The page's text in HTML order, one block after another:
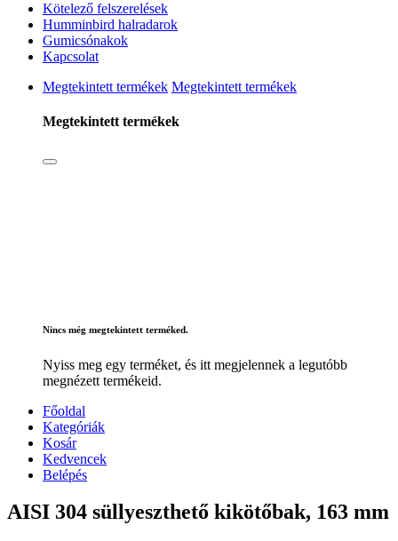
Kötelező felszerelések
Humminbird halradarok
Gumicsónakok
Kapcsolat
Megtekintett termékek Megtekintett termékek
Megtekintett termékek
Nincs még megtekintett terméked.
Nyiss meg egy terméket, és itt megjelennek a legutóbb
megnézett termékeid.
Főoldal
Kategóriák
Kosár
Kedvencek
Belépés
AISI 304 süllyeszthető kikötőbak, 163 mm